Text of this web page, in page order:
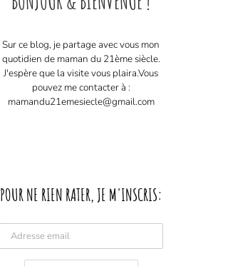
Sur ce blog, je partage avec vous mon
quotidien de maman du 21ème siècle.
J'espère que la visite vous plaira. ​ Vous
pouvez me contacter à :
mamandu21emesiecle@gmail.com
POUR NE RIEN RATER, JE M'INSCRIS: